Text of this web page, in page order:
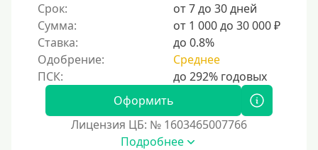
За 15 минут
За час
Срочные
Моментальные онлайн
Экспресс
В день обращения
Срок:
от 7 до 30 дней
Сумма:
от 1 000 до 30 000 ₽
Ставка:
до 0.8%
Одобрение:
Среднее
Оформить
Лицензия ЦБ: № 1603465007766
Подробнее